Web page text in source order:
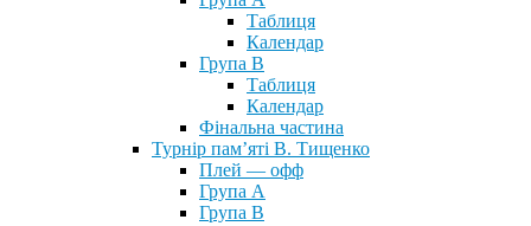
Таблиця
Календар
Група В
Таблиця
Календар
Фінальна частина
Турнір пам’яті В. Тищенко
Плей — офф
Група А
Група B